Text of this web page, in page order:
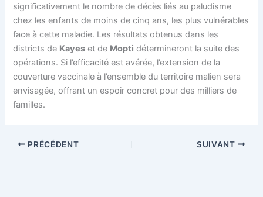
significativement le nombre de décès liés au paludisme
chez les enfants de moins de cinq ans, les plus vulnérables
face à cette maladie. Les résultats obtenus dans les
districts de Kayes et de Mopti détermineront la suite des
opérations. Si l’efficacité est avérée, l’extension de la
couverture vaccinale à l’ensemble du territoire malien sera
envisagée, offrant un espoir concret pour des milliers de
familles.
PRÉCÉDENT SUIVANT